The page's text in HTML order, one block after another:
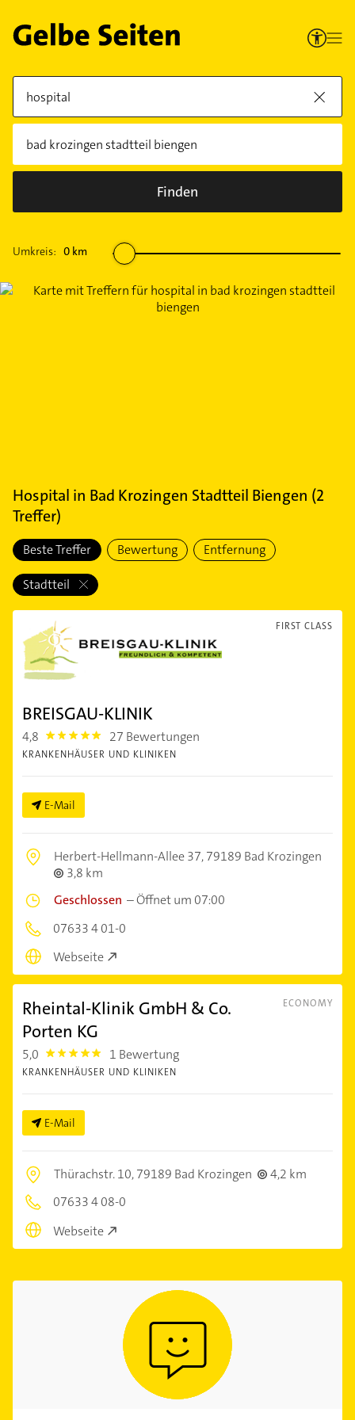
Finden
Umkreis: 0 km
Hospital in Bad Krozingen Stadtteil Biengen (2
Treffer)
Beste Treffer Bewertung Entfernung
Stadtteil
FIRST CLASS
BREISGAU-KLINIK
4,8 4.8 27 Bewertungen
KRANKENHÄUSER UND KLINIKEN
E-Mail
Herbert-Hellmann-Allee 37,79189 Bad Krozingen
3,8 km
Geschlossen –Öffnet um 07:00
07633 4 01-0
Webseite
ECONOMY
Rheintal-Klinik GmbH & Co.
Porten KG
5,0 5.0 1 Bewertung
KRANKENHÄUSER UND KLINIKEN
E-Mail
Thürachstr. 10,79189 Bad Krozingen
4,2 km
07633 4 08-0
Webseite